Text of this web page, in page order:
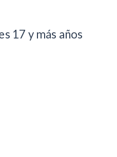
17 y más años